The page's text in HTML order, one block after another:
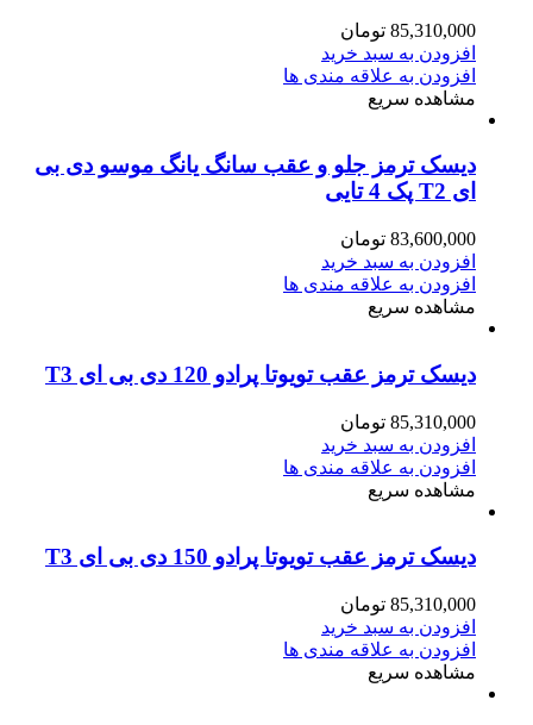
85,310,000 تومان
افزودن به سبد خرید
افزودن به علاقه مندی ها
مشاهده سریع
دیسک ترمز جلو و عقب سانگ یانگ موسو دی بی
ای T2 پک 4 تایی
83,600,000 تومان
افزودن به سبد خرید
افزودن به علاقه مندی ها
مشاهده سریع
دیسک ترمز عقب تویوتا پرادو 120 دی بی ای T3
85,310,000 تومان
افزودن به سبد خرید
افزودن به علاقه مندی ها
مشاهده سریع
دیسک ترمز عقب تویوتا پرادو 150 دی بی ای T3
85,310,000 تومان
افزودن به سبد خرید
افزودن به علاقه مندی ها
مشاهده سریع